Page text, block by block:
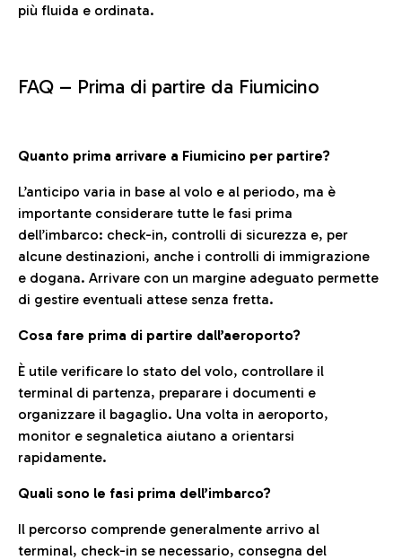
più fluida e ordinata.
FAQ – Prima di partire da Fiumicino
Quanto prima arrivare a Fiumicino per partire?
L’anticipo varia in base al volo e al periodo, ma è
importante considerare tutte le fasi prima
dell’imbarco: check-in, controlli di sicurezza e, per
alcune destinazioni, anche i controlli di immigrazione
e dogana. Arrivare con un margine adeguato permette
di gestire eventuali attese senza fretta.
Cosa fare prima di partire dall’aeroporto?
È utile verificare lo stato del volo, controllare il
terminal di partenza, preparare i documenti e
organizzare il bagaglio. Una volta in aeroporto,
monitor e segnaletica aiutano a orientarsi
rapidamente.
Quali sono le fasi prima dell’imbarco?
Il percorso comprende generalmente arrivo al
terminal, check-in se necessario, consegna del